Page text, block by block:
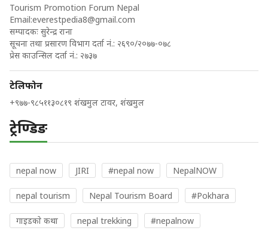
Tourism Promotion Forum Nepal
Email:everestpedia8@gmail.com
सम्पादकः सुरेन्द्र राना
सूचना तथा प्रसारण विभाग दर्ता नं.: २६९०/२०७७-०७८
प्रेस काउन्सिल दर्ता नं.: २७३७
टेलिफोन
+९७७-९८५११३०८१९ शंखमुल टावर, शंखमुल
ट्रेण्डिङ
nepal now JIRI #nepal now NepalNOW
nepal tourism Nepal Tourism Board #Pokhara
गाइडकाे कथा nepal trekking #nepalnow